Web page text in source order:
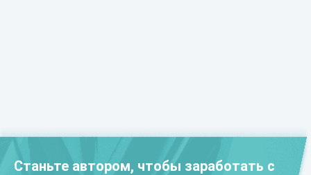
Станьте автором, чтобы заработать с